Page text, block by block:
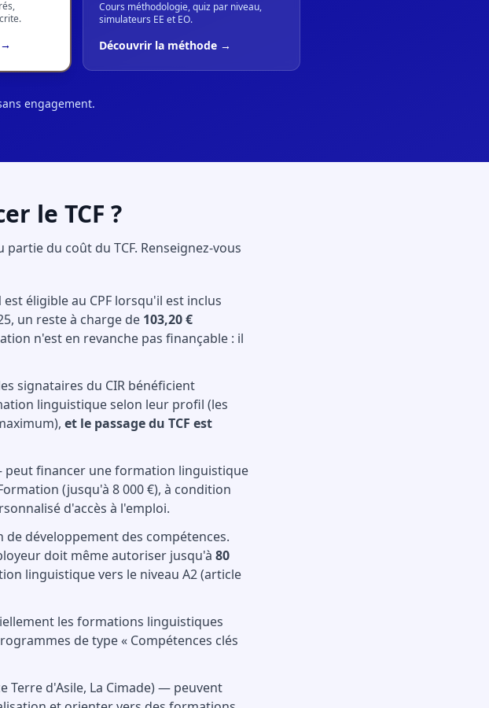
Cours méthodologie, quiz par niveau,
simulateurs EE et EO.
Découvrir la méthode →
engagement.
le TCF ?
du coût du TCF. Renseignez-vous
est éligible au CPF lorsqu'il est inclus
un reste à charge de 103,20 €
n'est en revanche pas finançable : il
signataires du CIR bénéficient
linguistique selon leur profil (les
et le passage du TCF est
financer une formation linguistique
(jusqu'à 8 000 €), à condition
d'accès à l'emploi.
développement des compétences.
doit même autoriser jusqu'à 80
linguistique vers le niveau A2 (article
les formations linguistiques
de type « Compétences clés
Terre d'Asile, La Cimade) — peuvent